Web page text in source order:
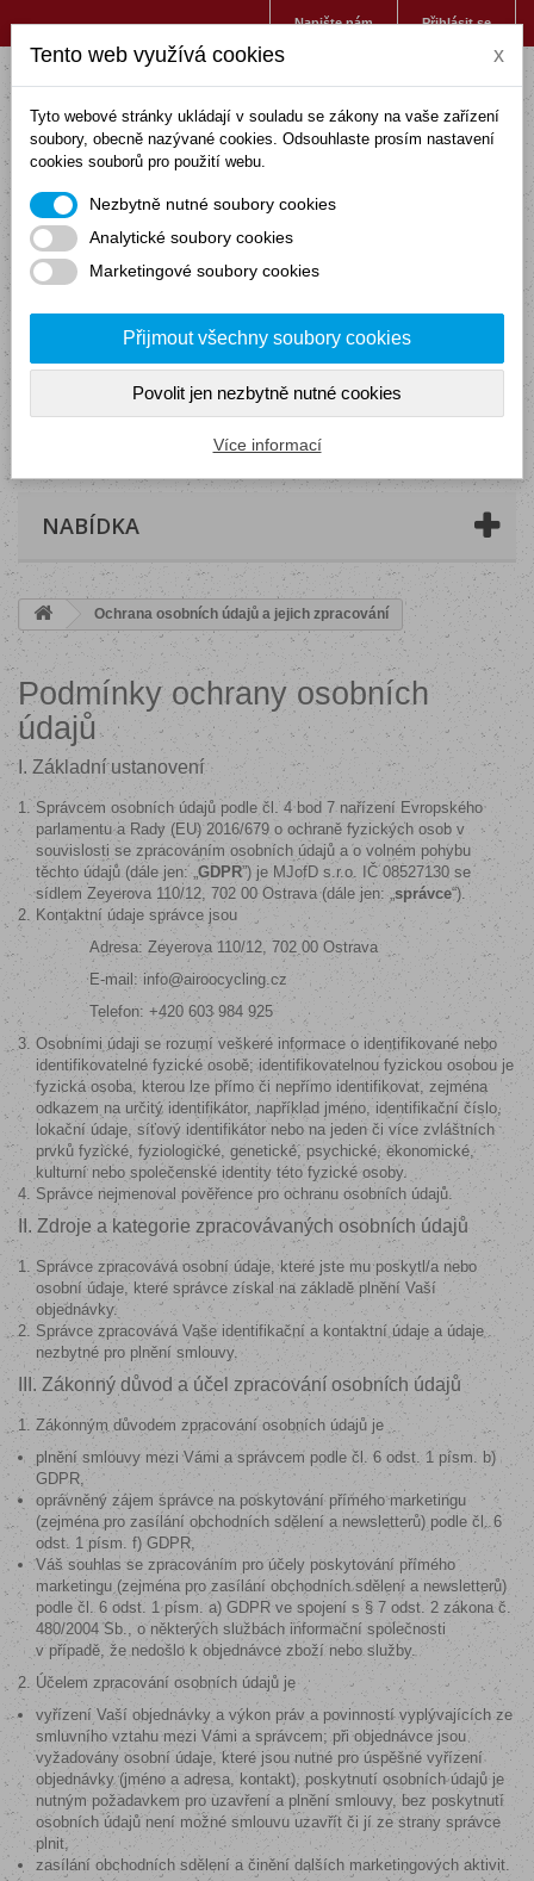
Přihlásit se
Napište nám
(prázdný)
NABÍDKA
Ochrana osobních údajů a jejich zpracování
Podmínky ochrany osobních
údajů
I. Základní ustanovení
Správcem osobních údajů podle čl. 4 bod 7 nařízení Evropského
parlamentu a Rady (EU) 2016/679 o ochraně fyzických osob v
souvislosti se zpracováním osobních údajů a o volném pohybu
těchto údajů (dále jen: „GDPR”) je MJofD s.r.o. IČ 08527130 se
sídlem Zeyerova 110/12, 702 00 Ostrava (dále jen: „správce“).
Kontaktní údaje správce jsou
Adresa: Zeyerova 110/12, 702 00 Ostrava
E-mail: info@airoocycling.cz
Telefon: +420 603 984 925
Osobními údaji se rozumí veškeré informace o identifikované nebo
identifikovatelné fyzické osobě; identifikovatelnou fyzickou osobou je
fyzická osoba, kterou lze přímo či nepřímo identifikovat, zejména
odkazem na určitý identifikátor, například jméno, identifikační číslo,
lokační údaje, síťový identifikátor nebo na jeden či více zvláštních
prvků fyzické, fyziologické, genetické, psychické, ekonomické,
kulturní nebo společenské identity této fyzické osoby.
Správce nejmenoval pověřence pro ochranu osobních údajů.
II. Zdroje a kategorie zpracovávaných osobních údajů
Správce zpracovává osobní údaje, které jste mu poskytl/a nebo
osobní údaje, které správce získal na základě plnění Vaší
objednávky.
Správce zpracovává Vaše identifikační a kontaktní údaje a údaje
nezbytné pro plnění smlouvy.
III. Zákonný důvod a účel zpracování osobních údajů
Zákonným důvodem zpracování osobních údajů je
plnění smlouvy mezi Vámi a správcem podle čl. 6 odst. 1 písm. b)
GDPR,
oprávněný zájem správce na poskytování přímého marketingu
(zejména pro zasílání obchodních sdělení a newsletterů) podle čl. 6
odst. 1 písm. f) GDPR,
Váš souhlas se zpracováním pro účely poskytování přímého
marketingu (zejména pro zasílání obchodních sdělení a newsletterů)
podle čl. 6 odst. 1 písm. a) GDPR ve spojení s § 7 odst. 2 zákona č.
480/2004 Sb., o některých službách informační společnosti
v případě, že nedošlo k objednávce zboží nebo služby.
Účelem zpracování osobních údajů je
vyřízení Vaší objednávky a výkon práv a povinností vyplývajících ze
smluvního vztahu mezi Vámi a správcem; při objednávce jsou
vyžadovány osobní údaje, které jsou nutné pro úspěšné vyřízení
objednávky (jméno a adresa, kontakt), poskytnutí osobních údajů je
nutným požadavkem pro uzavření a plnění smlouvy, bez poskytnutí
osobních údajů není možné smlouvu uzavřít či jí ze strany správce
plnit,
zasílání obchodních sdělení a činění dalších marketingových aktivit.
Tento web využívá cookies x
Tyto webové stránky ukládají v souladu se zákony na vaše zařízení
soubory, obecně nazývané cookies. Odsouhlaste prosím nastavení
cookies souborů pro použití webu.
Nezbytně nutné soubory cookies
Analytické soubory cookies
Marketingové soubory cookies
Přijmout všechny soubory cookies
Povolit jen nezbytně nutné cookies
Více informací